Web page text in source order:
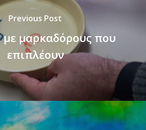
Previous Post
με μαρκαδόρους που
επιπλέουν